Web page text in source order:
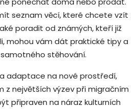
seznam věcí, které chcete vzít
poradit od známých, kteří již
mohou vám dát praktické tipy a
stěhování.
adaptace na nové prostředí,
z největších výzev při migračním
připraven na náraz kulturních